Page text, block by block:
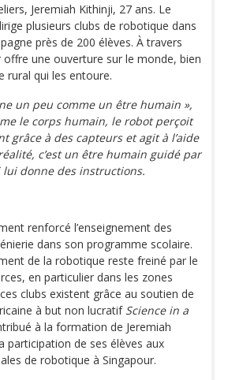
Jeremiah Kithinji, 27 ans. Le
plusieurs clubs de robotique dans
près de 200 élèves. À travers
offre une ouverture sur le monde, bien
rural qui les entoure.
un peu comme un être humain »,
le corps humain, le robot perçoit
grâce à des capteurs et agit à l’aide
c’est un être humain guidé par
donne des instructions.
renforcé l’enseignement des
dans son programme scolaire.
de la robotique reste freiné par le
en particulier dans les zones
clubs existent grâce au soutien de
à but non lucratif Science in a
à la formation de Jeremiah
participation de ses élèves aux
de robotique à Singapour.